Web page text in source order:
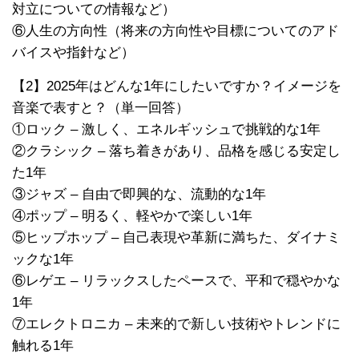
対立についての情報など）
⑥人生の方向性（将来の方向性や目標についてのアド
バイスや指針など）
【2】2025年はどんな1年にしたいですか？イメージを
音楽で表すと？（単一回答）
①ロック – 激しく、エネルギッシュで挑戦的な1年
②クラシック – 落ち着きがあり、品格を感じる安定し
た1年
③ジャズ – 自由で即興的な、流動的な1年
④ポップ – 明るく、軽やかで楽しい1年
⑤ヒップホップ – 自己表現や革新に満ちた、ダイナミ
ックな1年
⑥レゲエ – リラックスしたペースで、平和で穏やかな
1年
⑦エレクトロニカ – 未来的で新しい技術やトレンドに
触れる1年